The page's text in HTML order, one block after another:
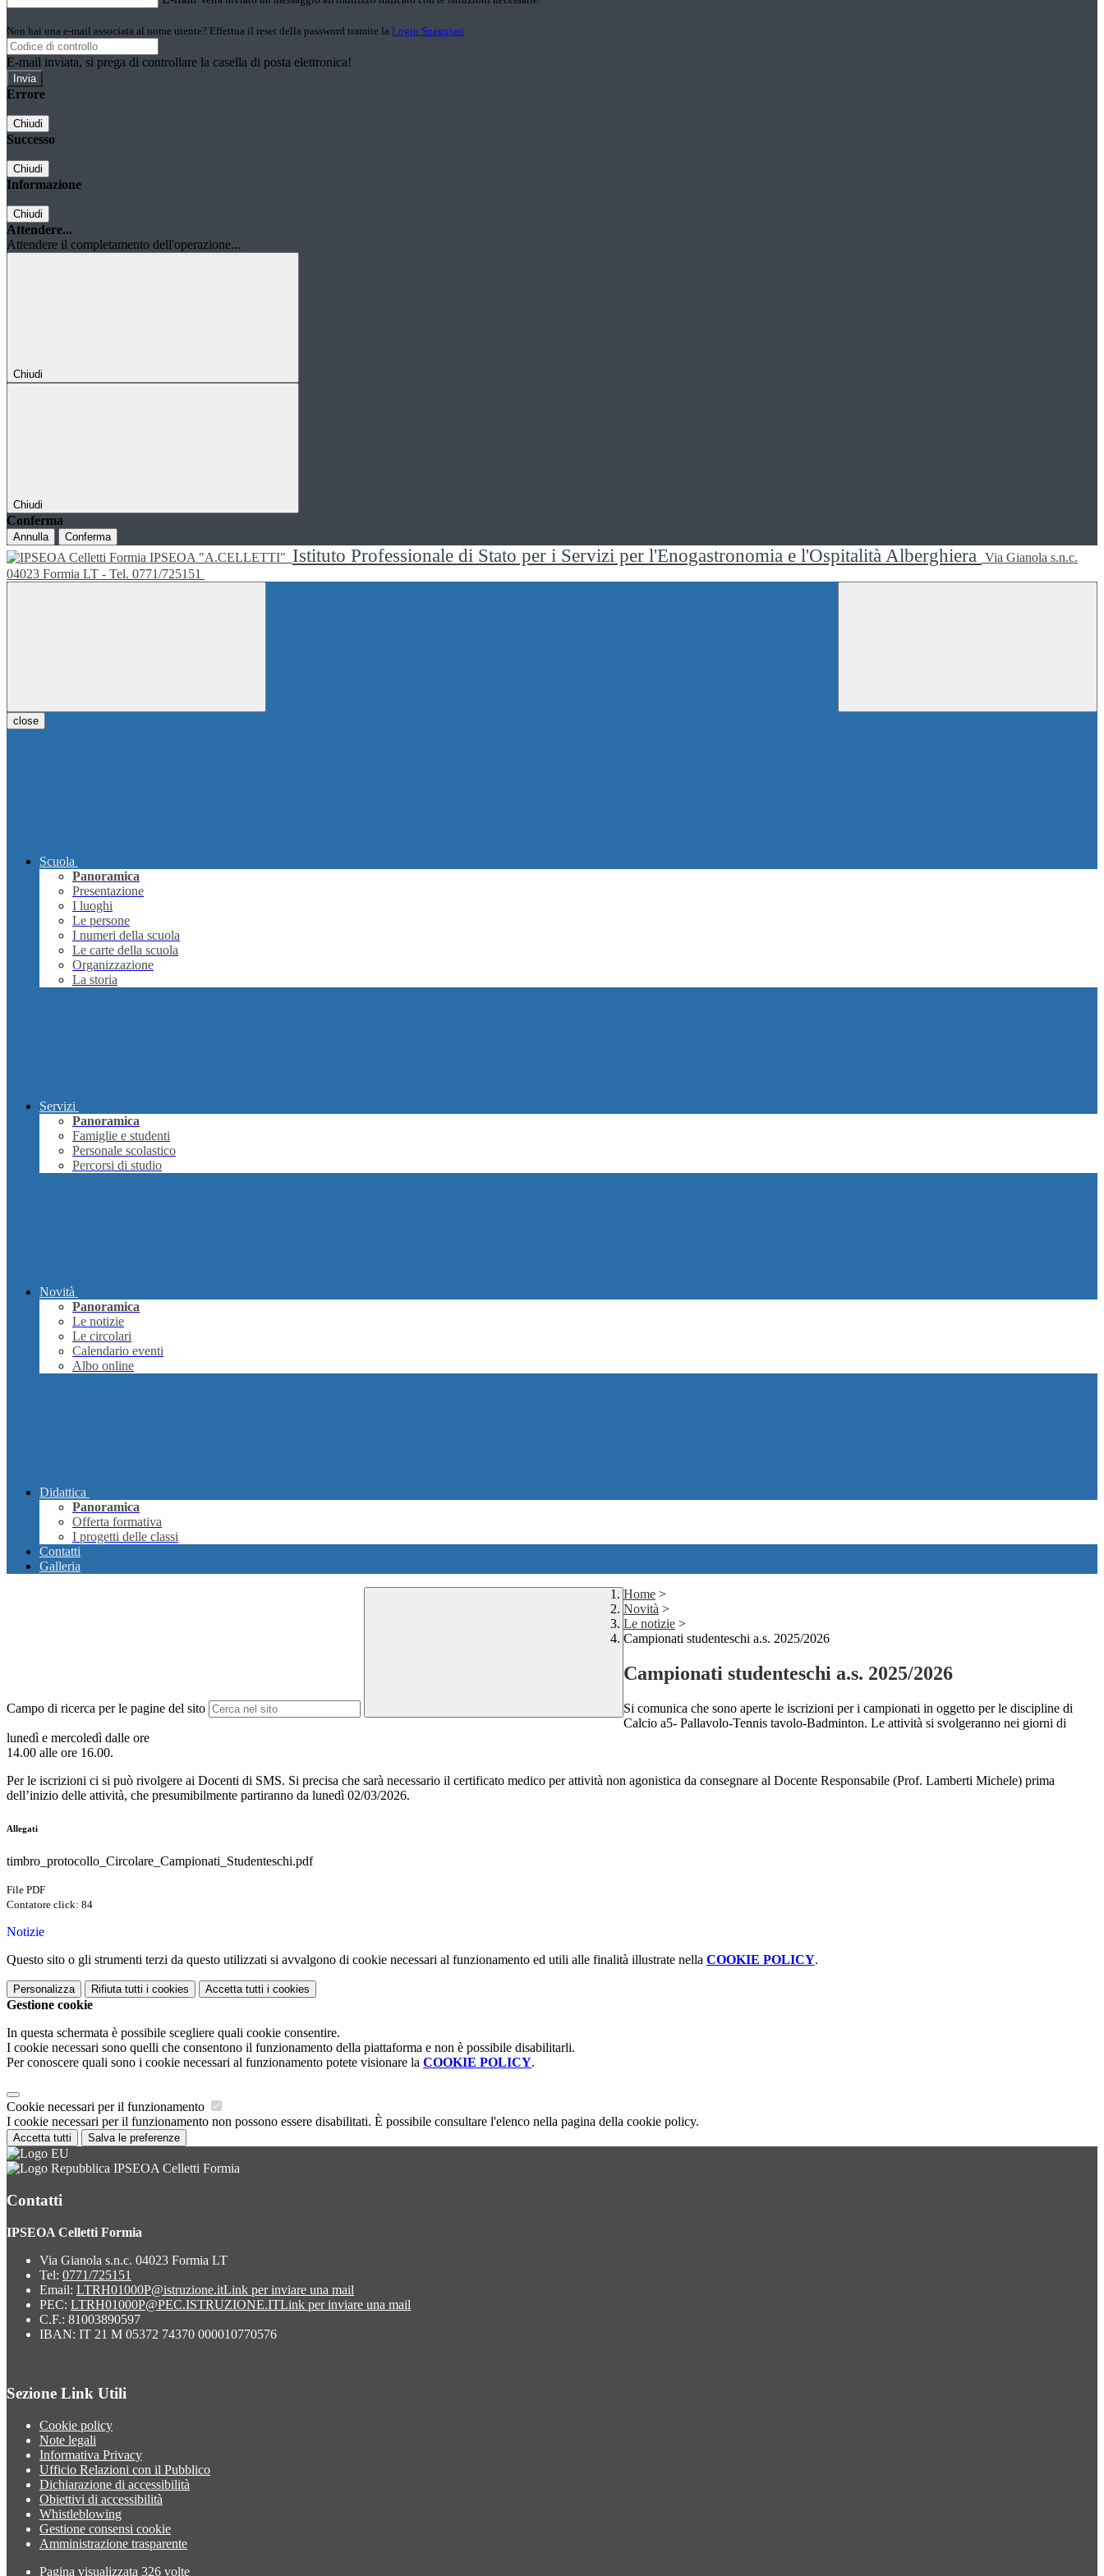
Non hai una e-mail associata al nome utente? Effettua il reset della password tramite la Login Spaggiari
E-mail inviata, si prega di controllare la casella di posta elettronica!
Errore
Chiudi
Successo
Chiudi
Informazione
Chiudi
Attendere...
Attendere il completamento dell'operazione...
Chiudi
Chiudi
Conferma
Annulla Conferma
IPSEOA "A.CELLETTI" Istituto Professionale di Stato per i Servizi per l'Enogastronomia e l'Ospitalità Alberghiera Via Gianola s.n.c.
04023 Formia LT - Tel. 0771/725151
close
Scuola
Panoramica
Presentazione
I luoghi
Le persone
I numeri della scuola
Le carte della scuola
Organizzazione
La storia
Servizi
Panoramica
Famiglie e studenti
Personale scolastico
Percorsi di studio
Novità
Panoramica
Le notizie
Le circolari
Calendario eventi
Albo online
Didattica
Panoramica
Offerta formativa
I progetti delle classi
Contatti
Galleria
Campo di ricerca per le pagine del sito
Home >
Novità >
Le notizie >
Campionati studenteschi a.s. 2025/2026
Campionati studenteschi a.s. 2025/2026
Si comunica che sono aperte le iscrizioni per i campionati in oggetto per le discipline di
Calcio a5- Pallavolo-Tennis tavolo-Badminton. Le attività si svolgeranno nei giorni di
lunedì e mercoledì dalle ore
14.00 alle ore 16.00.
Per le iscrizioni ci si può rivolgere ai Docenti di SMS. Si precisa che sarà necessario il certificato medico per attività non agonistica da consegnare al Docente Responsabile (Prof. Lamberti Michele) prima
dell’inizio delle attività, che presumibilmente partiranno da lunedì 02/03/2026.
Allegati
timbro_protocollo_Circolare_Campionati_Studenteschi.pdf
File PDF
Contatore click: 84
Notizie
Questo sito o gli strumenti terzi da questo utilizzati si avvalgono di cookie necessari al funzionamento ed utili alle finalità illustrate nella COOKIE POLICY.
Personalizza Rifiuta tutti i cookies Accetta tutti i cookies
Gestione cookie
In questa schermata è possibile scegliere quali cookie consentire.
I cookie necessari sono quelli che consentono il funzionamento della piattaforma e non è possibile disabilitarli.
Per conoscere quali sono i cookie necessari al funzionamento potete visionare la COOKIE POLICY.
Cookie necessari per il funzionamento
I cookie necessari per il funzionamento non possono essere disabilitati. È possibile consultare l'elenco nella pagina della cookie policy.
Accetta tutti Salva le preferenze
IPSEOA Celletti Formia
Contatti
IPSEOA Celletti Formia
Via Gianola s.n.c. 04023 Formia LT
Tel: 0771/725151
Email: LTRH01000P@istruzione.itLink per inviare una mail
PEC: LTRH01000P@PEC.ISTRUZIONE.ITLink per inviare una mail
C.F.: 81003890597
IBAN: IT 21 M 05372 74370 000010770576
Sezione Link Utili
Cookie policy
Note legali
Informativa Privacy
Ufficio Relazioni con il Pubblico
Dichiarazione di accessibilità
Obiettivi di accessibilità
Whistleblowing
Gestione consensi cookie
Amministrazione trasparente
Pagina visualizzata 326 volte